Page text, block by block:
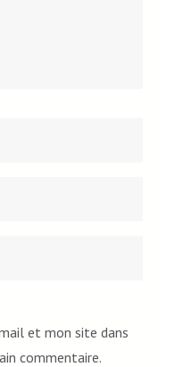
et mon site dans
commentaire.